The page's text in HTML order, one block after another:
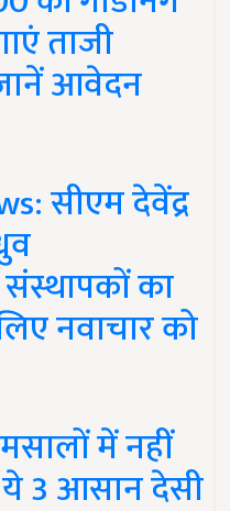
ताजी
आवेदन
सीएम देवेंद्र
का
नवाचार को
में नहीं
3 आसान देसी